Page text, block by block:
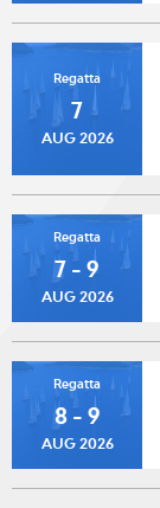
Regatta
7
AUG 2026
Regatta
7 - 9
AUG 2026
Regatta
8 - 9
AUG 2026